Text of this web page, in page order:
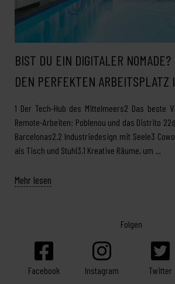
BIST DU EIN DIGITALER
DEN PERFEKTEN ARBEITSPLATZ
1 Der Tech-Hub des Mittelmeers2 Das beste
Remote-Arbeiten: Poblenou und das Distrito
Barcelonas2.2 Industriedesign mit Seele3
als Tisch und Stuhl3.1 Kreative Räume, um …
Mehr lesen
Folgen
Facebook Instagram Twitter